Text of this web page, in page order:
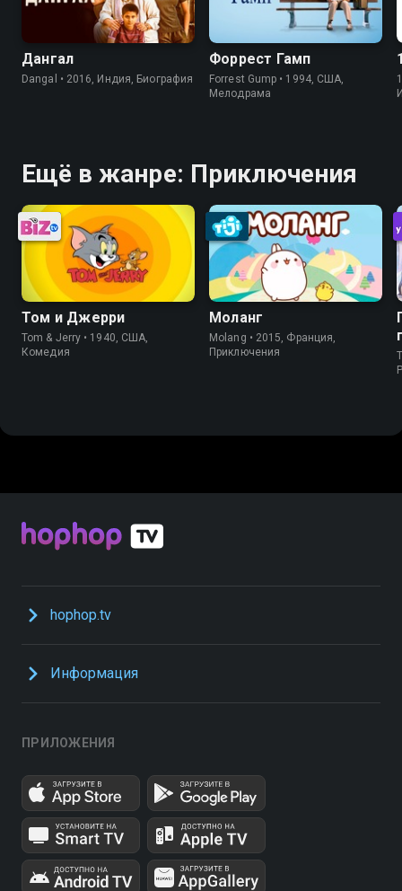
Дангал
Dangal • 2016, Индия, Биография
Форрест Гамп
Forrest Gump • 1994, США,
Мелодрама
Ещё в жанре: Приключения
Том и Джерри
Tom & Jerry • 1940, США,
Комедия
Моланг
Molang • 2015, Франция,
Приключения
hophop.tv
Информация
ПРИЛОЖЕНИЯ